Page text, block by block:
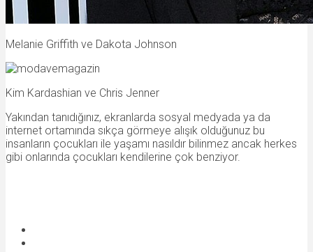
Melanie Griffith ve Dakota Johnson
Kim Kardashian ve Chris Jenner
Yakından tanıdığınız, ekranlarda sosyal medyada ya da
internet ortamında sıkça görmeye alışık olduğunuz bu
insanların çocukları ile yaşamı nasıldır bilinmez ancak herkes
gibi onlarında çocukları kendilerine çok benziyor.